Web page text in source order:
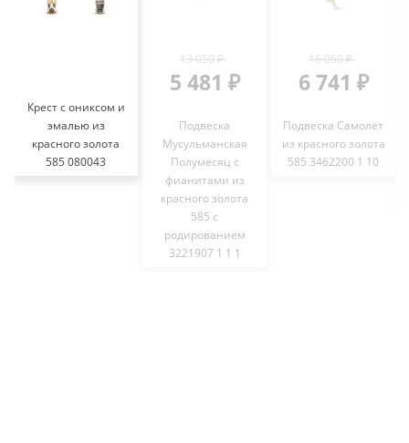
Крест с ониксом и
эмалью из
красного золота
585 080043
13 050 ₽
5 481 ₽
Подвеска
Мусульманская
Полумесяц с
фианитами из
красного золота
585 с
родированием
3221907 1 1 1
16 050 ₽
6 741 ₽
Подвеска Самолет
из красного золота
585 3462200 1 10